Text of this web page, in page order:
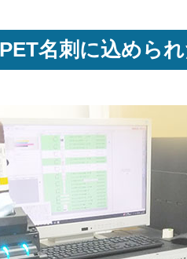
名刺に込めら